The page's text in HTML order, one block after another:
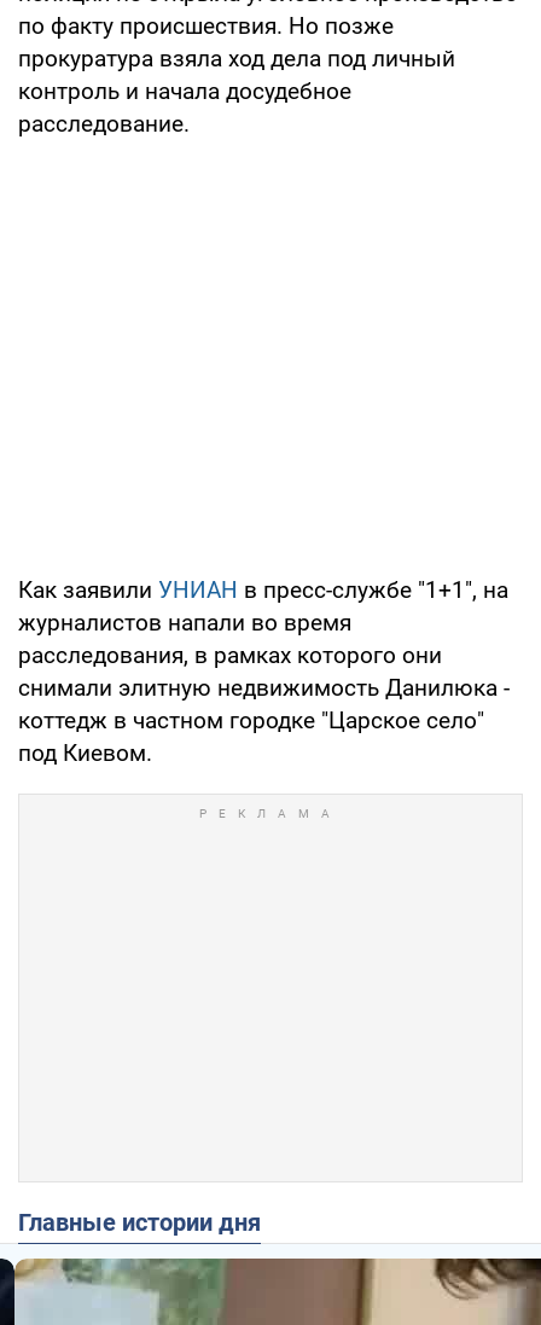
по факту происшествия. Но позже
прокуратура взяла ход дела под личный
контроль и начала досудебное
расследование.
Как заявили УНИАН в пресс-службе "1+1", на
журналистов напали во время
расследования, в рамках которого они
снимали элитную недвижимость Данилюка -
коттедж в частном городке "Царское село"
под Киевом.
Главные истории дня